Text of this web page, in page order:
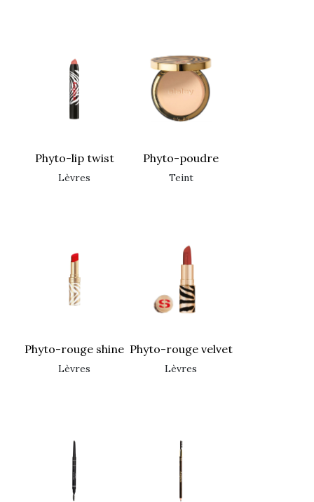
phyto-lip twist
lèvres
phyto-poudre
teint
phyto-rouge shine
lèvres
phyto-rouge velvet
lèvres